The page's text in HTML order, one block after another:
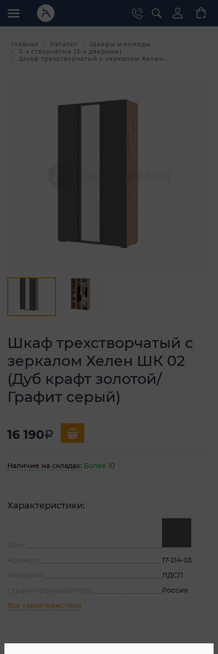
Главная Каталог
Шкафы и комоды
3-х створчатые (3-х дверные)
Шкаф трехстворчатый с зеркалом Хелен...
Шкаф трехстворчатый с
зеркалом Хелен ШК 02
(Дуб крафт золотой/
Графит серый)
16 190a
Наличие на складах: Более 10
Характеристики:
17-214-03
ЛДСП
Россия
Все характеристики